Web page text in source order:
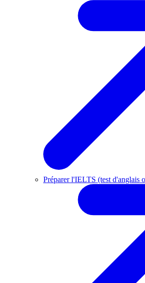
Préparer l'IELTS (test d'anglais